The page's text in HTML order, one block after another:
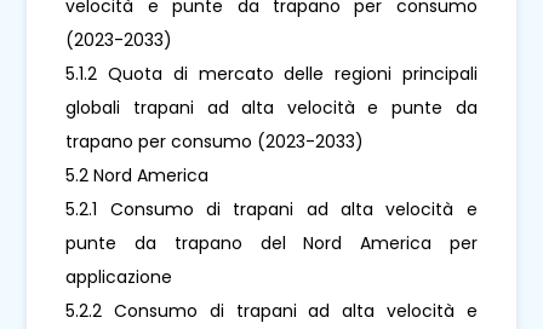
velocità e punte da trapano per consumo
(2023-2033)
5.1.2 Quota di mercato delle regioni principali
globali trapani ad alta velocità e punte da
trapano per consumo (2023-2033)
5.2 Nord America
5.2.1 Consumo di trapani ad alta velocità e
punte da trapano del Nord America per
applicazione
5.2.2 Consumo di trapani ad alta velocità e